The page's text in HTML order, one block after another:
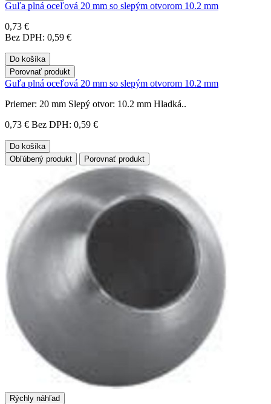
Guľa plná oceľová 20 mm so slepým otvorom 10.2 mm
0,73 €
Bez DPH: 0,59 €
Do košíka
Porovnať produkt
Guľa plná oceľová 20 mm so slepým otvorom 10.2 mm
Priemer: 20 mm Slepý otvor: 10.2 mm Hladká..
0,73 € Bez DPH: 0,59 €
Do košíka
Obľúbený produkt
Porovnať produkt
Rýchly náhľad